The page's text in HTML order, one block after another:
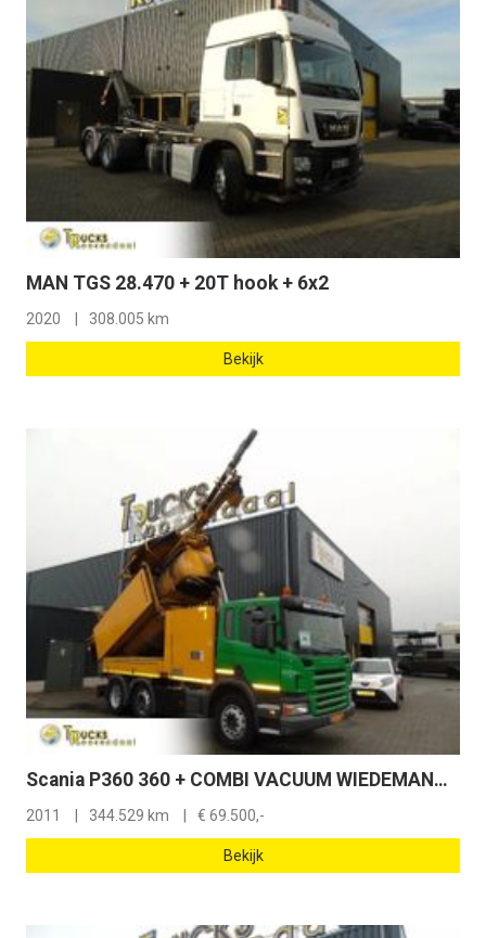
MAN TGS 28.470 + 20T hook + 6x2
2020 308.005 km
Bekijk
Scania P360 360 + COMBI VACUUM WIEDEMANN + 6X4
2011 344.529 km € 69.500,-
Bekijk